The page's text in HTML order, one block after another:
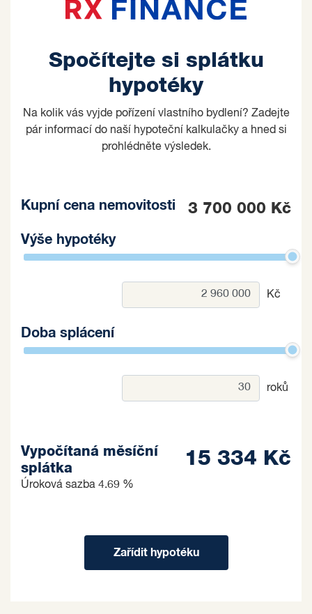
Spočítejte si splátku
hypotéky
Na kolik vás vyjde pořízení vlastního bydlení? Zadejte
pár informací do naší hypoteční kalkulačky a hned si
prohlédněte výsledek.
Kupní cena nemovitosti 3 700 000 Kč
Výše hypotéky
Kč
Doba splácení
roků
Vypočítaná měsíční
splátka
Úroková sazba 4.69 %
15 334 Kč
Zařídit hypotéku